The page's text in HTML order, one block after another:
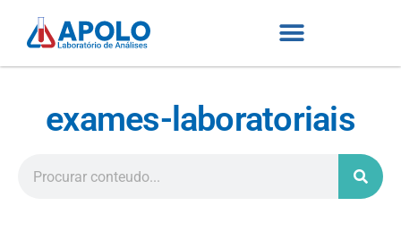
exames-laboratoriais